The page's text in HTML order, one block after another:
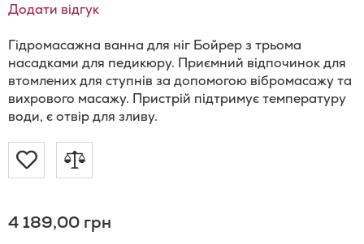
Додати відгук
Гідромасажна ванна для ніг Бойрер з трьома
насадками для педикюру. Приємний відпочинок для
втомлених для ступнів за допомогою вібромасажу та
вихрового масажу. Пристрій підтримує температуру
води, є отвір для зливу.
Додати
Списку
Додати
порівняння
4 189,00 грн